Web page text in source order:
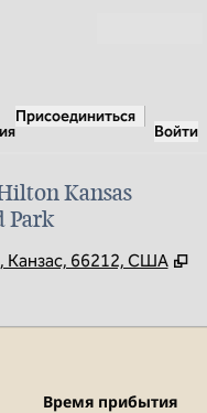
Присоединиться
Войти
Kansas
Park
Канзас, 66212, США ,
Время прибытия